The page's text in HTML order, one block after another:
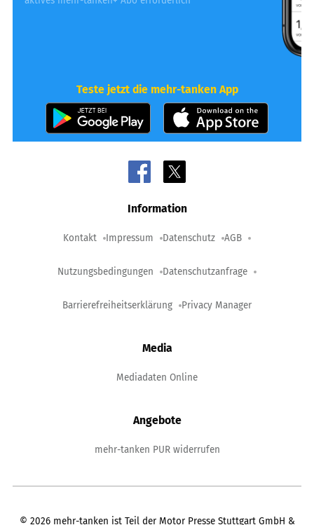
Teste jetzt die mehr-tanken App
Information
Kontakt Impressum Datenschutz AGB
Nutzungsbedingungen Datenschutzanfrage
Barrierefreiheitserklärung Privacy Manager
Media
Mediadaten Online
Angebote
mehr-tanken PUR widerrufen
© 2026 mehr-tanken ist Teil der Motor Presse Stuttgart GmbH &